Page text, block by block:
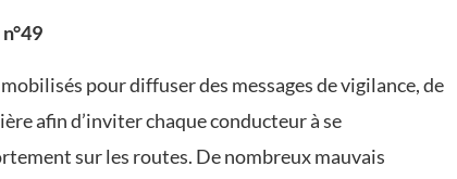
pour diffuser des messages de vigilance, de
afin d’inviter chaque conducteur à se
sur les routes. De nombreux mauvais